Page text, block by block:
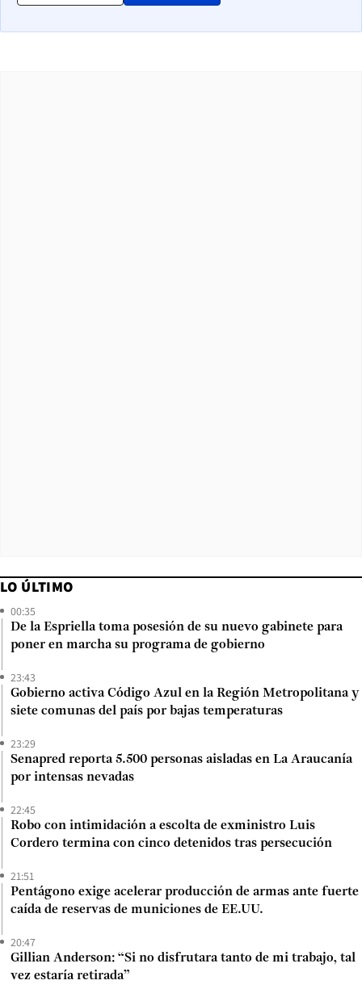
LO ÚLTIMO
00:35
De la Espriella toma posesión de su nuevo gabinete para
poner en marcha su programa de gobierno
23:43
Gobierno activa Código Azul en la Región Metropolitana y
siete comunas del país por bajas temperaturas
23:29
Senapred reporta 5.500 personas aisladas en La Araucanía
por intensas nevadas
22:45
Robo con intimidación a escolta de exministro Luis
Cordero termina con cinco detenidos tras persecución
21:51
Pentágono exige acelerar producción de armas ante fuerte
caída de reservas de municiones de EE.UU.
20:47
Gillian Anderson: “Si no disfrutara tanto de mi trabajo, tal
vez estaría retirada”